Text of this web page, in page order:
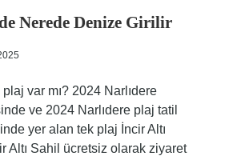
Nerede Denize Girilir
plaj var mı? 2024 Narlıdere
ve 2024 Narlıdere plaj tatil
yer alan tek plaj İncir Altı
Altı Sahil ücretsiz olarak ziyaret